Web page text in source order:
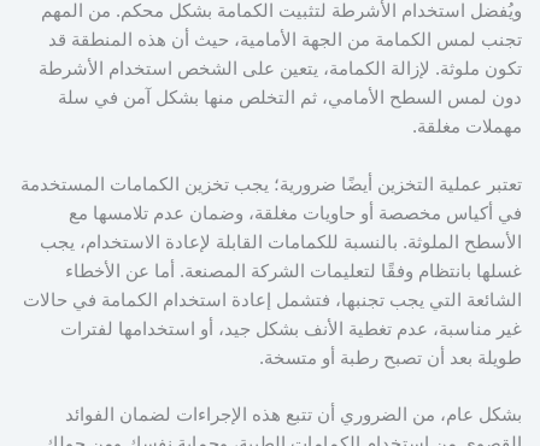
ويُفضل استخدام الأشرطة لتثبيت الكمامة بشكل محكم. من المهم
تجنب لمس الكمامة من الجهة الأمامية، حيث أن هذه المنطقة قد
تكون ملوثة. لإزالة الكمامة، يتعين على الشخص استخدام الأشرطة
دون لمس السطح الأمامي، ثم التخلص منها بشكل آمن في سلة
مهملات مغلقة.
تعتبر عملية التخزين أيضًا ضرورية؛ يجب تخزين الكمامات المستخدمة
في أكياس مخصصة أو حاويات مغلقة، وضمان عدم تلامسها مع
الأسطح الملوثة. بالنسبة للكمامات القابلة لإعادة الاستخدام، يجب
غسلها بانتظام وفقًا لتعليمات الشركة المصنعة. أما عن الأخطاء
الشائعة التي يجب تجنبها، فتشمل إعادة استخدام الكمامة في حالات
غير مناسبة، عدم تغطية الأنف بشكل جيد، أو استخدامها لفترات
طويلة بعد أن تصبح رطبة أو متسخة.
بشكل عام، من الضروري أن تتبع هذه الإجراءات لضمان الفوائد